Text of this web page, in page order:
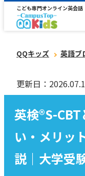
こども専門オンライン英会話
QQキッズ 英語ブ
更新日：
英検®︎S-
い・メリッ
説｜大学受